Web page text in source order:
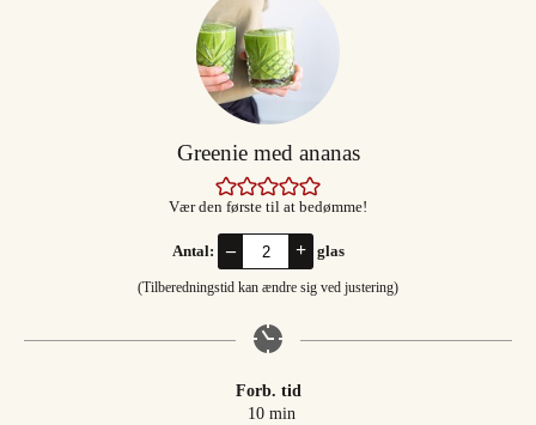
Greenie med ananas
Vær den første til at bedømme!
Antal: – + glas
(Tilberedningstid kan ændre sig ved justering)
Forb. tid
10minutter
min